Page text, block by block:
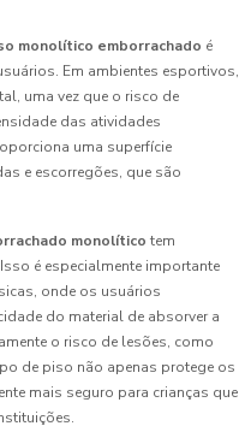
monolítico emborrachado é
Em ambientes esportivos,
uma vez que o risco de
das atividades
uma superfície
e escorregões, que são
monolítico tem
é especialmente importante
onde os usuários
do material de absorver a
o risco de lesões, como
de piso não apenas protege os
mais seguro para crianças que